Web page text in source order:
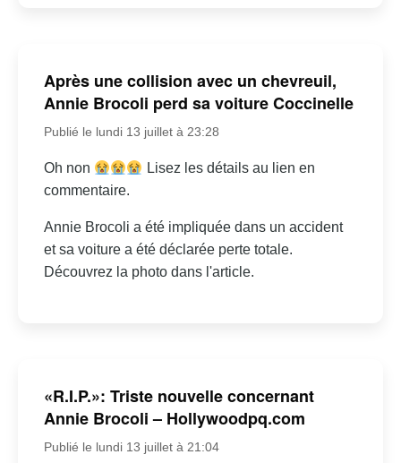
Après une collision avec un chevreuil,
Annie Brocoli perd sa voiture Coccinelle
Publié le lundi 13 juillet à 23:28
Oh non
Lisez les détails au lien en
commentaire.
Annie Brocoli a été impliquée dans un accident
et sa voiture a été déclarée perte totale.
Découvrez la photo dans l'article.
«R.I.P.»: Triste nouvelle concernant
Annie Brocoli – Hollywoodpq.com
Publié le lundi 13 juillet à 21:04